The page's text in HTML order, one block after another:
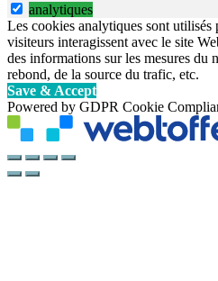
analytiques
Les cookies analytiques sont
visiteurs interagissent avec le site
des informations sur les mesures du
rebond, de la source du trafic, etc.
Save & Accept
Powered by GDPR Cookie